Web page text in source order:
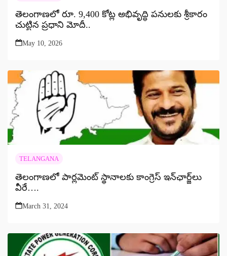
తెలంగాణలో రూ. 9,400 కోట్ల అభివృద్ధి పనులకు శ్రీకారం
చుట్టిన ప్రధాని మోదీ..
May 10, 2026
TELANGANA
తెలంగాణలో పార్లమెంట్ స్థానాలకు కాంగ్రెస్ ఇన్‌ఛార్జ్‌లు
వీరే….
March 31, 2024